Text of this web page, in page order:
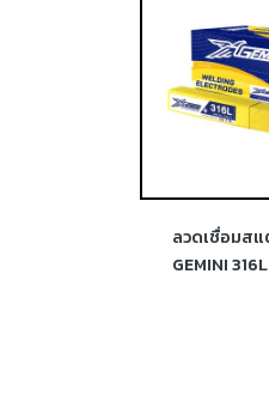
ลวดเชื่อมส
GEMINI